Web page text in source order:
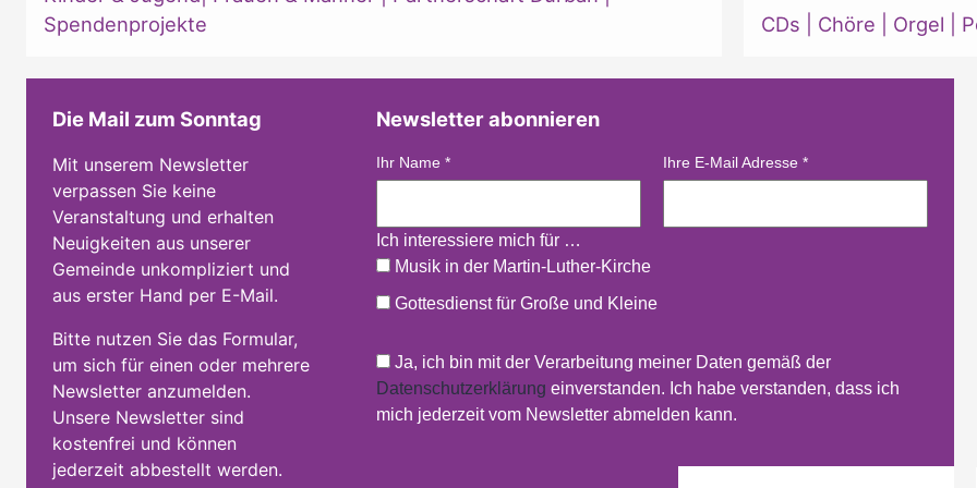
Spendenprojekte
CDs Chöre Orgel
Die Mail zum Sonntag
Mit unserem Newsletter
verpassen Sie keine
Veranstaltung und erhalten
Neuigkeiten aus unserer
Gemeinde unkompliziert und
aus erster Hand per E-Mail.
Bitte nutzen Sie das Formular,
um sich für einen oder mehrere
Newsletter anzumelden.
Unsere Newsletter sind
kostenfrei und können
jederzeit abbestellt werden.
Newsletter abonnieren
Ihr Name * Ihre E-Mail Adresse *
Ich interessiere mich für …
Musik in der Martin-Luther-Kirche
Gottesdienst für Große und Kleine
Ja, ich bin mit der Verarbeitung meiner Daten gemäß der
Datenschutzerklärung einverstanden. Ich habe verstanden, dass ich
mich jederzeit vom Newsletter abmelden kann.